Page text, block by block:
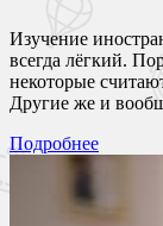
Изучение
всегда лёгкий.
некоторые
Другие же и
Подробнее